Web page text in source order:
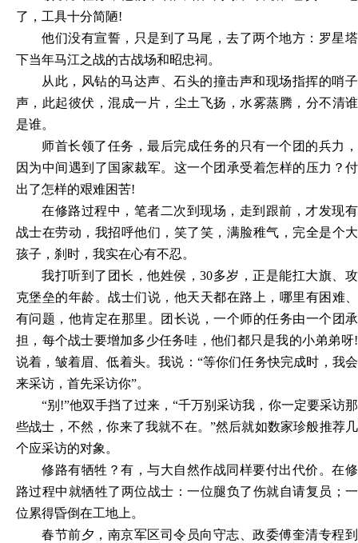
了，工具十分简陋!
他们没有宣誓，只是到了马尾，去了两个地方：罗星塔
下当年马江之战的古战场和昭忠祠。
从此，风钻的马达声、石头的撞击声和现场指挥的哨子
声，此起彼伏，混成一片，尘土飞扬，水雾蒸腾，分不清谁
是谁。
师首长领了任务，最后完成任务的只有一个团的兵力，
因为中间遇到了国家裁军。这一个团承受着怎样的压力？付
出了怎样的艰难困苦!
在修路过程中，笔者二次到现场，走到跟前，才发现有
战士在劳动，我招呼他们，笑了笑，满脸稚气，完全是个大
孩子，刹时，我实在心有不忍。
我打听到了团长，他姓侯，30多岁，正是能扛大旗、攻
克堡垒的年龄。战士们说，他天天都在路上，哪里有困难、
有问题，他肯定在那里。团长说，一个师的任务由一个团承
担，每个战士要增加多少任务哇，他们都只是我的小弟弟呀!
说着，皱着眉、低着头。我说：“等你们任务快完成时，我会
来采访，首先采访你”。
“别!”他双手挡了过来，“千万别采访我，你一定要采访那
些战士，不然，你来了我就不在。”然后就如数家珍般推荐几
个应采访的对象。
修路有牺牲？有，与大自然作战同样要付出代价。在修
路过程中就牺牲了两位战士：一位腿负了伤就自请复员；一
位累得昏倒在工地上。
春节前夕，南京军区司令员向守志、政委傅奎清专程到